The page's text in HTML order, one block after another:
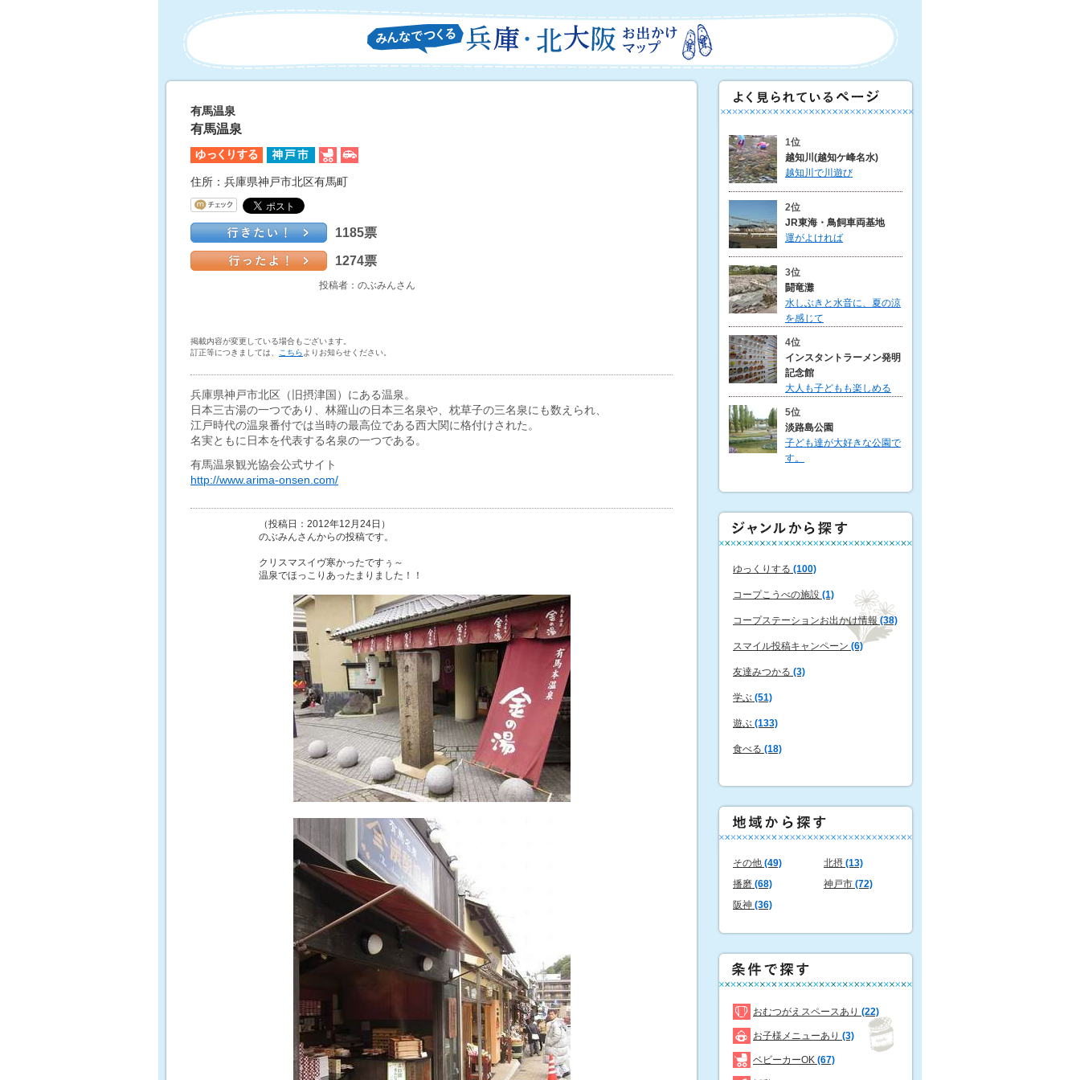
有馬温泉
有馬温泉
住所：兵庫県神戸市北区有馬町
1185票
1274票
投稿者：のぶみんさん
掲載内容が変更している場合もございます。
訂正等につきましては、
こちら よりお知らせください。
兵庫県神戸市北区（旧摂津国）にある温泉。
日本三古湯の一つであり、林羅山の日本三名泉や、枕草子の三名泉にも数えられ、
江戸時代の温泉番付では当時の最高位である西大関に格付けされた。
名実ともに日本を代表する名泉の一つである。
有馬温泉観光協会公式サイト
http://www.arima-onsen.com/
（投稿日：2012年12月24日）
のぶみんさんからの投稿です。
クリスマスイヴ寒かったですぅ～
温泉でほっこりあったまりました！！
1位
越知川(越知ケ峰名水)
越知川で川遊び
2位
JR東海・鳥飼車両基地
運がよければ
3位
闘竜灘
水しぶきと水音に、夏の涼
を感じて
4位
インスタントラーメン発明
記念館
大人も子どもも楽しめる
5位
淡路島公園
子ども達が大好きな公園で
す。
ゆっくりする (100)
コープこうべの施設 (1)
コープステーションお出かけ情報(38)
スマイル投稿キャンペーン (6)
友達みつかる (3)
学ぶ (51)
遊ぶ (133)
食べる (18)
その他 (49) 北摂 (13)
播磨 (68) 神戸市 (72)
阪神 (36)
おむつがえスペースあり (22)
お子様メニューあり (3)
ベビーカーOK (67)